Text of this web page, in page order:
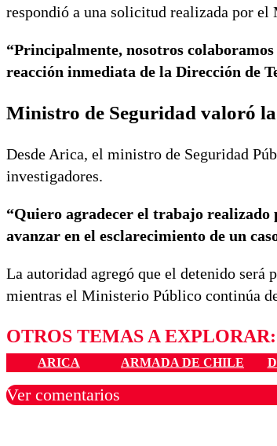
respondió a una solicitud realizada por
“Principalmente, nosotros
reacción inmediata de la Dirección
Ministro de Seguridad valoró
Desde Arica, el ministro de Seguridad
investigadores.
“Quiero agradecer el trabajo
avanzar en el esclarecimiento de un
La autoridad agregó que el detenido
mientras el Ministerio Público continúa
OTROS TEMAS A EXPLORAR:
ARICA ARMADA DE CHILE
Ver comentarios